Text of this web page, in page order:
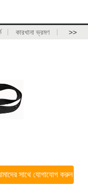
কারখানা ভ্রমণ >>
সাথে যোগাযোগ করুন